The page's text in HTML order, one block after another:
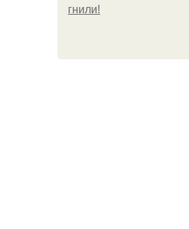
гнили!